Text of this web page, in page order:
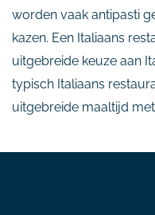
worden vaak antipasti
kazen. Een Italiaans
uitgebreide keuze aan
typisch Italiaans
uitgebreide maaltijd